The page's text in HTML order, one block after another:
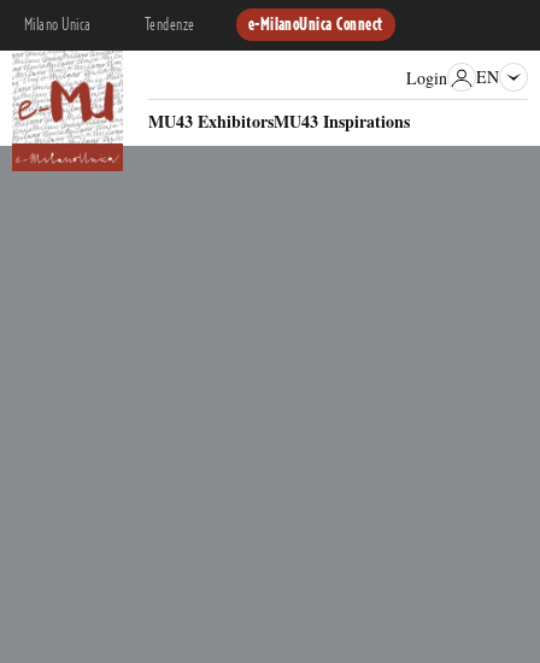
Milano Unica Tendenze e-MilanoUnica Connect
MU43 ExhibitorsMU43 Inspirations
Login EN